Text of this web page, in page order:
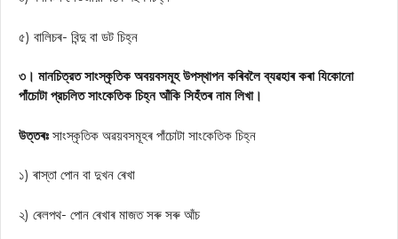
৫) বালিচৰ- বিন্দু বা ডট চিহ্ন
৩। মানচিত্রত সাংস্কৃতিক অবয়বসমূহ উপস্থাপন কৰিবলৈ ব্যৱহাৰ কৰা যিকোনো
পাঁচোটা প্রচলিত সাংকেতিক চিহ্ন আঁকি সিহঁতৰ নাম লিখা।
উত্তৰঃ সাংস্কৃতিক অৱয়বসমূহৰ পাঁচোটা সাংকেতিক চিহ্ন
১) ৰাস্তা পোন বা দুখন ৰেখা
২) ৰেলপথ- পোন ৰেখাৰ মাজত সৰু সৰু আঁচ